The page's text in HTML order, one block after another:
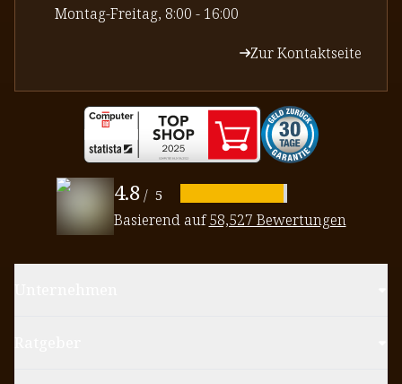
⁠Montag-Freitag, 8:00 - 16:00
Zur Kontaktseite
4.8 / 5
Basierend auf58,527 Bewertungen